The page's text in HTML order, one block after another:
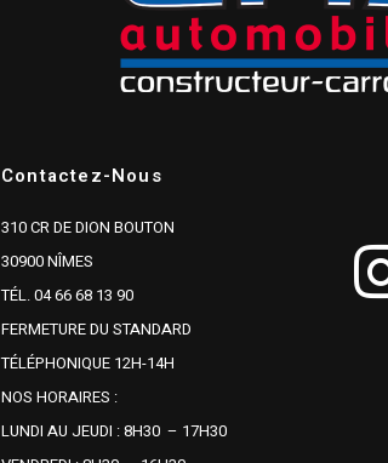
Contactez-Nous
310 CR DE DION BOUTON
30900 NÎMES
TÉL. 04 66 68 13 90
FERMETURE DU STANDARD
TÉLÉPHONIQUE 12H-14H
NOS HORAIRES :
LUNDI AU JEUDI : 8H30 – 17H30